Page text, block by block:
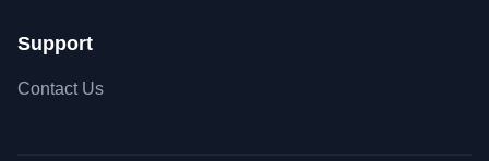
Support
Contact Us